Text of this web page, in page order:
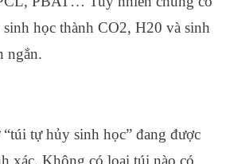
học thành CO2, H20 và sinh
ngắn.
tự hủy sinh học” đang được
xác. Không có loại túi nào có